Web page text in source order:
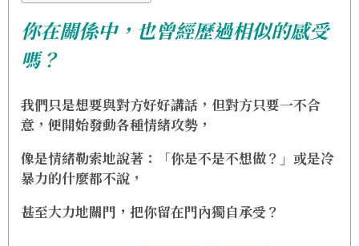
你在關係中，也曾經歷過相似的感受
嗎？
我們只是想要與對方好好講話，但對方只要一不合
意，便開始發動各種情緒攻勢，
像是情緒勒索地說著：「你是不是不想做？」或是冷
暴力的什麼都不說，
甚至大力地關門，把你留在門內獨自承受？